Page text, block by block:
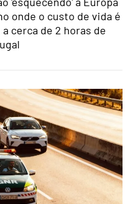
onde o custo de vida é
cerca de 2 horas de